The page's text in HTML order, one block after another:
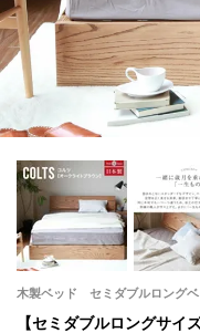
木製ベッド セミダブルロング
【セミダブルロングサイズ